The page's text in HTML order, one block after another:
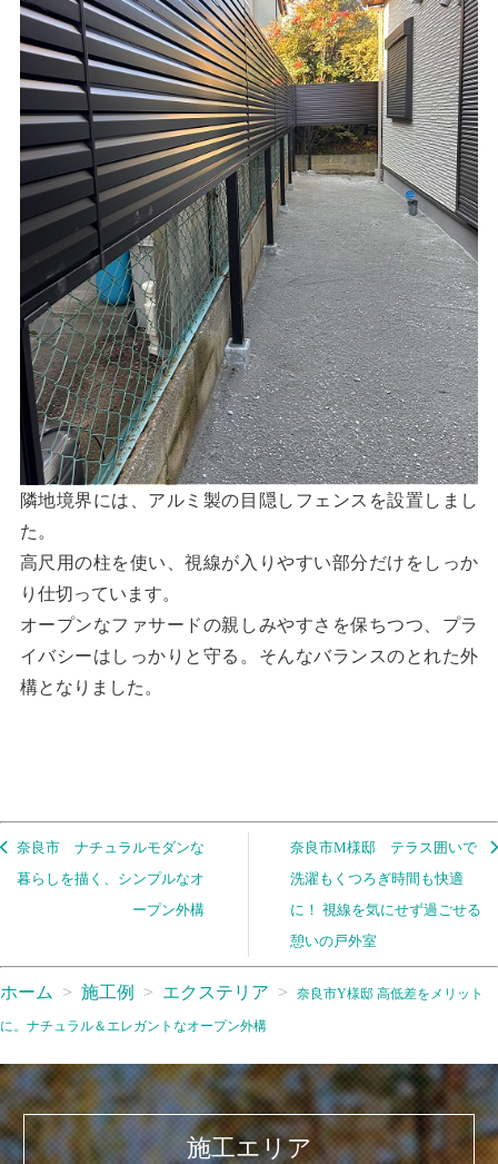
隣地境界には、アルミ製の目隠しフェンスを設置しまし
た。
高尺用の柱を使い、視線が入りやすい部分だけをしっか
り仕切っています。
オープンなファサードの親しみやすさを保ちつつ、プラ
イバシーはしっかりと守る。そんなバランスのとれた外
構となりました。
奈良市M様邸 テラス囲いで
洗濯もくつろぎ時間も快適
に！ 視線を気にせず過ごせる
憩いの戸外室
奈良市 ナチュラルモダンな
暮らしを描く、シンプルなオ
ープン外構
ホーム 施工例 エクステリア 奈良市Y様邸 高低差をメリット
に。ナチュラル＆エレガントなオープン外構
施工エリア